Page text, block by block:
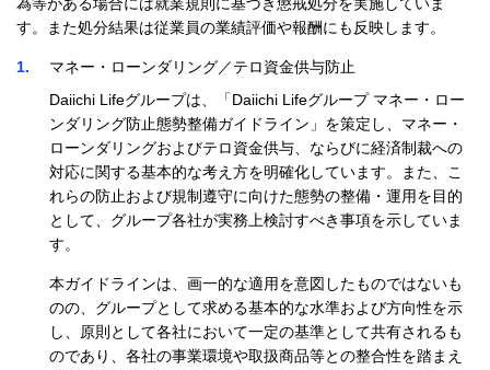
為等がある場合には就業規則に基づき懲戒処分を実施していま
す。また処分結果は従業員の業績評価や報酬にも反映します。
1
マネー・ローンダリング／テロ資金供与防止
Daiichi Lifeグループは、「Daiichi Lifeグループ マネー・ロー
ンダリング防止態勢整備ガイドライン」を策定し、マネー・
ローンダリングおよびテロ資金供与、ならびに経済制裁への
対応に関する基本的な考え方を明確化しています。また、こ
れらの防止および規制遵守に向けた態勢の整備・運用を目的
として、グループ各社が実務上検討すべき事項を示していま
す。
本ガイドラインは、画一的な適用を意図したものではないも
のの、グループとして求める基本的な水準および方向性を示
し、原則として各社において一定の基準として共有されるも
のであり、各社の事業環境や取扱商品等との整合性を踏まえ